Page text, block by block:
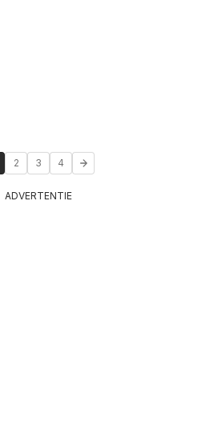
2 3 4
ADVERTENTIE